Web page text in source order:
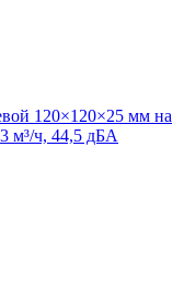
120×120×25 мм на
м³/ч, 44,5 дБА